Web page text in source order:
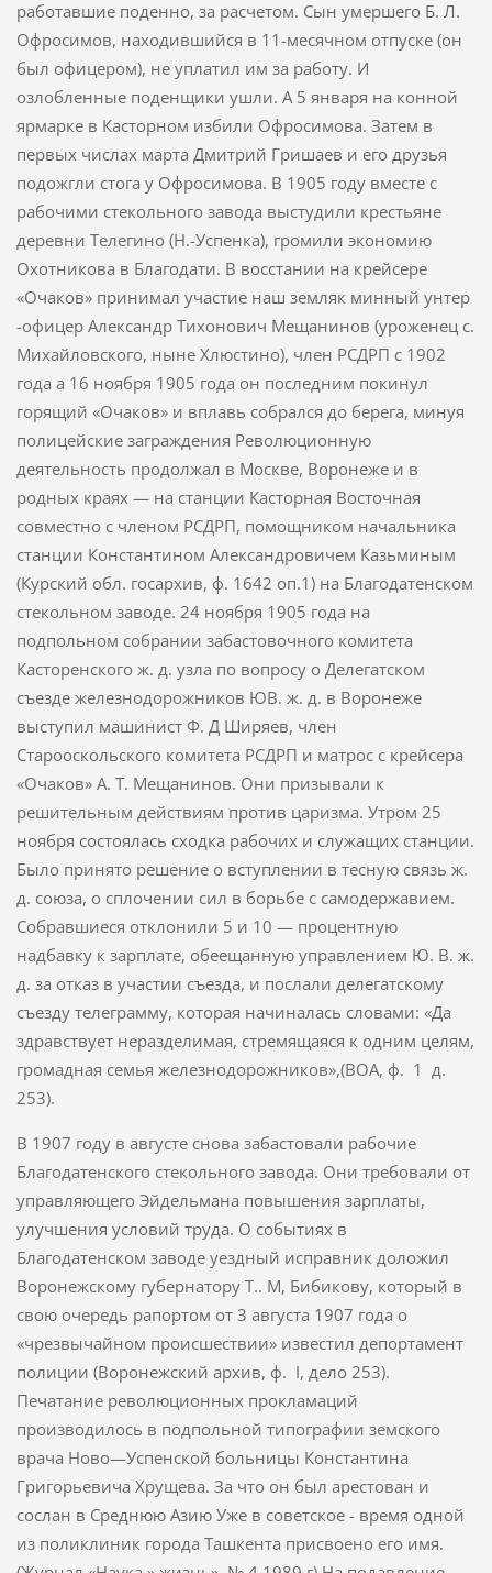
работавшие поденно, за расчетом. Сын умершего Б. Л.
Офросимов, находившийся в 11-месячном отпуске (он
был офицером), не уплатил им за работу. И
озлобленные поденщики ушли. А 5 января на конной
ярмарке в Касторном избили Офросимова. Затем в
первых числах марта Дмитрий Гришаев и его друзья
подожгли стога у Офросимова. В 1905 году вместе с
рабочими стекольного завода выстудили крестьяне
деревни Телегино (Н.-Успенка), громили экономию
Охотникова в Благодати. В восстании на крейсере
«Очаков» принимал участие наш земляк минный унтер
-офицер Александр Тихонович Мещанинов (уроженец с.
Михайловского, ныне Хлюстино), член РСДРП с 1902
года а 16 ноября 1905 года он последним покинул
горящий «Очаков» и вплавь собрался до берега, минуя
полицейские заграждения Революционную
деятельность продолжал в Москве, Воронеже и в
родных краях — на станции Касторная Восточная
совместно с членом РСДРП, помощни­ком начальника
станции Константином Александровичем Казьминым
(Курский обл. госархив, ф. 1642 оп.1) на Благодатенском
стекольном заводе. 24 ноября 1905 года на
подпольном собрании забастовочного коми­тета
Касторенского ж. д. узла по вопросу о Делегатском
съезде железнодорожников ЮВ. ж. д. в Воронеже
выступил машинист Ф. Д Ширяев, член
Старооскольского комитета РСДРП и матрос с крейсера
«Очаков» А. Т. Мещанинов. Они призывали к
решительным действиям против царизма. Утром 25
ноября состоялась сходка рабочих и служащих станции.
Было принято решение о вступлении в тесную связь ж.
д. союза, о сплочении сил в борьбе с самодержавием.
Собравшиеся отклонили 5 и 10 — процентную
надбавку к зарплате, обеещанную управлением Ю. В. ж.
д. за отказ в участии съезда, и послали делегатскому
съезду телеграмму, которая начиналась слова­ми: «Да
здравствует неразделимая, стремящаяся к одним целям,
громадная семья железнодорожников»,(BOA, ф. 1 д.
253).
В 1907 году в августе снова забастовали рабочие
Благодатенского стекольного завода. Они требовали от
управляющего Эйдельмана по­вышения зарплаты,
улучшения условий труда. О событиях в
Благодатенском заводе уездный исправник доложил
Воронежскому губернатору Т.. М, Бибикову, который в
свою очередь рапортом от 3 августа 1907 года о
«чрезвычайном происшествии» известил депортамент
полиции (Воронежский архив, ф. I, дело 253).
Печатание революционных прокламаций
производилось в подполь­ной типографии земского
врача Ново—Успенской больницы Констан­тина
Григорьевича Хрущева. За что он был арестован и
сослан в Среднюю Азию Уже в советское - время одной
из поликлиник города Ташкента присвоено его имя.